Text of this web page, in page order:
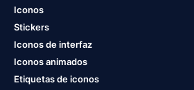
Iconos
Stickers
Iconos de interfaz
Iconos animados
Etiquetas de iconos